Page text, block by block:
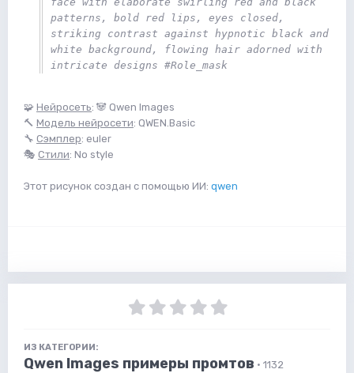
patterns, bold red lips, eyes closed,
striking contrast against hypnotic black and
white background, flowing hair adorned with
intricate designs #Role_mask
🧩 Нейросеть: 🐼 Qwen Images
🔨 Модель нейросети: QWEN.Basic
🔧 Сэмплер: euler
🎭 Стили: No style
Этот рисунок создан с помощью ИИ: qwen
ИЗ КАТЕГОРИИ:
Qwen Images примеры промтов · 1132